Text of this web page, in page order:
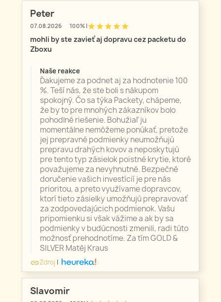
Peter
07.08.2026 100% |starstarstarstarstar
mohli by ste zavieť aj dopravu cez packetu do
Zboxu
Naše reakce
Ďakujeme za podnet aj za hodnotenie 100
%. Teší nás, že ste boli s nákupom
spokojný. Čo sa týka Packety, chápeme,
že by to pre mnohých zákazníkov bolo
pohodlné riešenie. Bohužiaľ ju
momentálne nemôžeme ponúkať, pretože
jej prepravné podmienky neumožňujú
prepravu drahých kovov a neposkytujú
pre tento typ zásielok poistné krytie, ktoré
považujeme za nevyhnutné. Bezpečné
doručenie vašich investícií je pre nás
prioritou, a preto využívame dopravcov,
ktorí tieto zásielky umožňujú prepravovať
za zodpovedajúcich podmienok. Vašu
pripomienku si však vážime a ak by sa
podmienky v budúcnosti zmenili, radi túto
možnosť prehodnotíme. Za tím GOLD &
SILVER Matěj Kraus
linkZdroj |
Slavomir